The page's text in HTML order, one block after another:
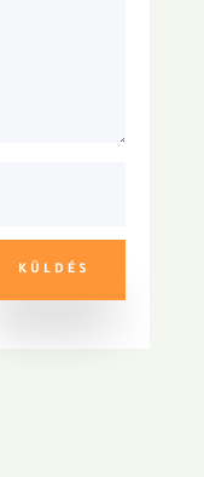
KÜLDÉS